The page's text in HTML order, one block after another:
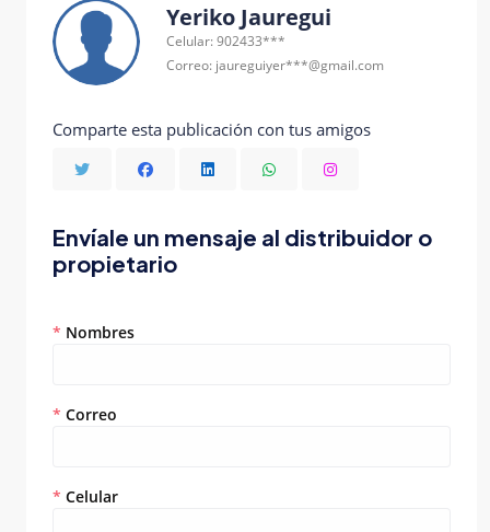
Yeriko Jauregui
Celular: 902433***
Correo: jaureguiyer***@gmail.com
Comparte esta publicación con tus amigos
Envíale un mensaje al distribuidor o
propietario
* Nombres
* Correo
* Celular